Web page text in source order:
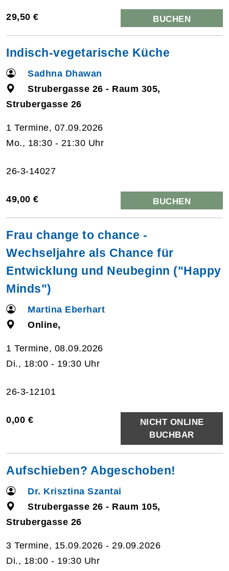
29,50 € BUCHEN
Indisch-vegetarische Küche
Sadhna Dhawan
Strubergasse 26 - Raum 305,
Strubergasse 26
1 Termine, 07.09.2026
Mo., 18:30 - 21:30 Uhr
26-3-14027
49,00 € BUCHEN
Frau change to chance -
Wechseljahre als Chance für
Entwicklung und Neubeginn ("Happy
Minds")
Martina Eberhart
Online,
1 Termine, 08.09.2026
Di., 18:00 - 19:30 Uhr
26-3-12101
0,00 €
NICHT ONLINE
BUCHBAR
Aufschieben? Abgeschoben!
Dr. Krisztina Szantai
Strubergasse 26 - Raum 105,
Strubergasse 26
3 Termine, 15.09.2026 - 29.09.2026
Di., 18:00 - 19:30 Uhr